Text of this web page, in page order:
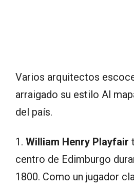
Varios arquitectos
arraigado su estilo Al
del país.
1. William Henry Playfair
centro de Edimburgo
1800. Como un jugador